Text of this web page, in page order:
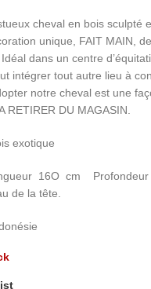
cheval en bois sculpté
unique, FAIT MAIN,
dans un centre
intégrer tout autre lieu à
notre cheval est une
RETIRER DU MAGASIN.
16O cm
de la tête.